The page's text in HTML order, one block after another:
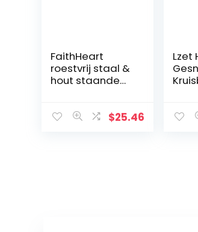
FaithHeart
roestvrij staal &
hout staande
Religieuze Home
$25.46
Lzet